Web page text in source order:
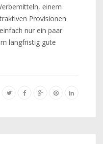
einem
Provisionen
nur ein paar
langfristig gute